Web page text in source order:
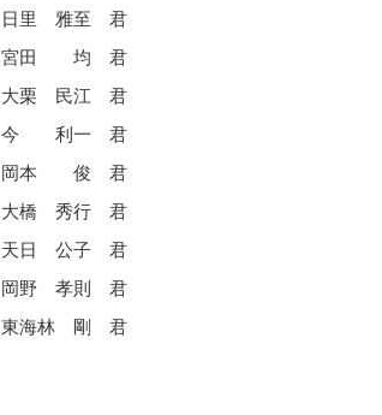
日里 雅至 君
宮田 均 君
大栗 民江 君
今 利一 君
岡本 俊 君
大橋 秀行 君
天日 公子 君
岡野 孝則 君
東海林 剛 君